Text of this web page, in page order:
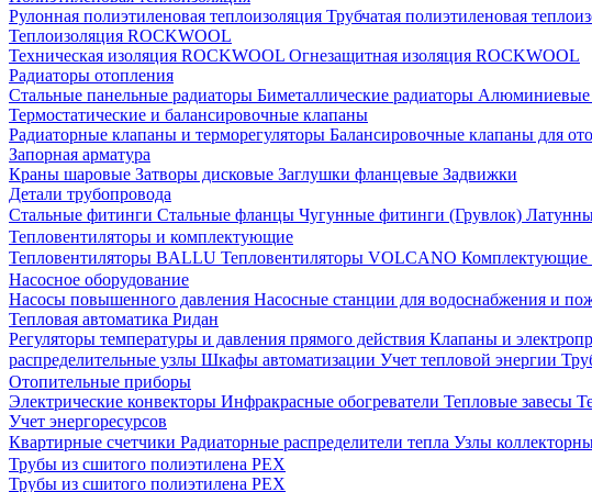
Рулонная полиэтиленовая теплоизоляция Трубчатая полиэтиленовая
Теплоизоляция ROCKWOOL
Техническая изоляция ROCKWOOL Огнезащитная изоляция ROCKWOOL
Радиаторы отопления
Стальные панельные радиаторы Биметаллические радиаторы Алюминиевые
Термостатические и балансировочные клапаны
Радиаторные клапаны и терморегуляторы Балансировочные клапаны для
Запорная арматура
Краны шаровые Затворы дисковые Заглушки фланцевые Задвижки
Детали трубопровода
Стальные фитинги Стальные фланцы Чугунные фитинги (Грувлок)
Тепловентиляторы и комплектующие
Тепловентиляторы BALLU Тепловентиляторы VOLCANO Комплектующие
Насосное оборудование
Насосы повышенного давления Насосные станции для водоснабжения и
Тепловая автоматика Ридан
Регуляторы температуры и давления прямого действия Клапаны и
распределительные узлы Шкафы автоматизации Учет тепловой энергии
Отопительные приборы
Электрические конвекторы Инфракрасные обогреватели Тепловые завесы
Учет энергоресурсов
Квартирные счетчики Радиаторные распределители тепла Узлы
Трубы из сшитого полиэтилена PEX
Трубы из сшитого полиэтилена PEX